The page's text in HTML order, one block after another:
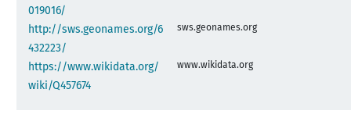
019016/
http://sws.geonames.org/6
432223/
sws.geonames.org
https://www.wikidata.org/
wiki/Q457674
www.wikidata.org